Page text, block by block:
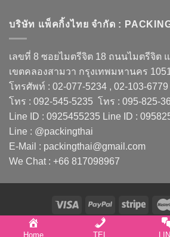
บริษัท แพ็คกิ้งไทย จำกัด :
เลขที่ 8 ซอยไมตรีจิต 18 ถนนไมตรีจิต
เขตคลองสามวา กรุงเทพมหานคร
โทรศัพท์ : 02-077-5234 , 02-103-6779
โทร : 092-545-5235 โทร : 095-825-
Line ID : 0925455235 Line ID :
Line : @packingthai
E-Mail : packingthai@gmail.com
We Chat : +66 817098967
Copyright 2026 ©
Home TEL